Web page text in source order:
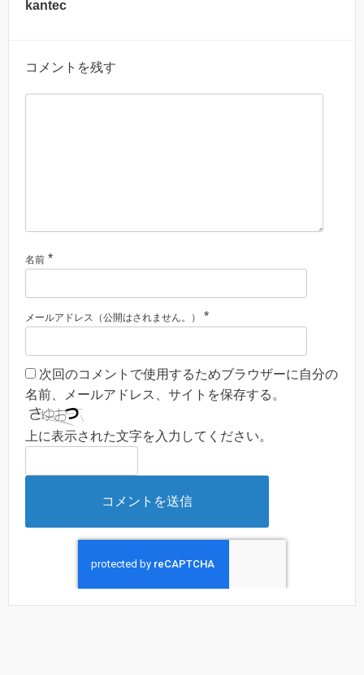
kantec
コメントを残す
名前 *
メールアドレス（公開はされません。） *
次回のコメントで使用するためブラウザーに自分の
名前、メールアドレス、サイトを保存する。
上に表示された文字を入力してください。